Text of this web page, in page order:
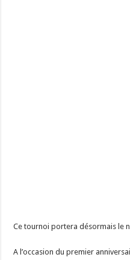
Ce tournoi portera désormais le
A l’occasion du premier